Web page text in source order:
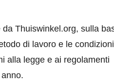
Thuiswinkel.org, sulla
di lavoro e le condizioni
alla legge e ai regolamenti